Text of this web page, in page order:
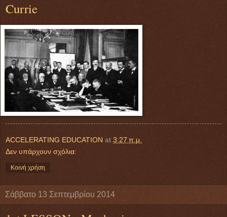
Currie
ACCELERATING EDUCATION at 3:27 π.μ.
Δεν υπάρχουν σχόλια:
Κοινή χρήση
Σάββατο 13 Σεπτεμβρίου 2014